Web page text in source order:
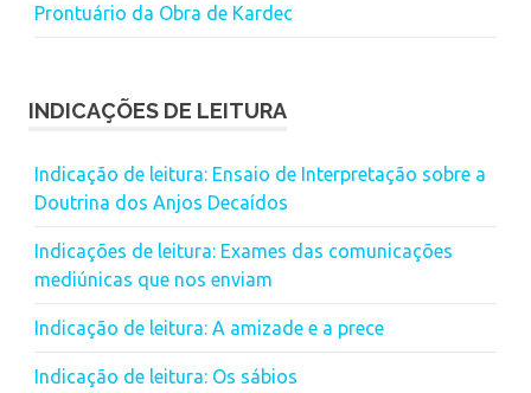
Prontuário da Obra de Kardec
INDICAÇÕES DE LEITURA
Indicação de leitura: Ensaio de Interpretação sobre a
Doutrina dos Anjos Decaídos
Indicações de leitura: Exames das comunicações
mediúnicas que nos enviam
Indicação de leitura: A amizade e a prece
Indicação de leitura: Os sábios